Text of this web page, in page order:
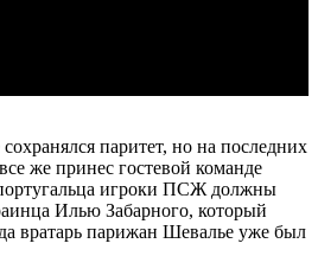
паритет, но на последних
же принес гостевой команде
игроки ПСЖ должны
Илью Забарного, который
вратарь парижан Шевалье уже был